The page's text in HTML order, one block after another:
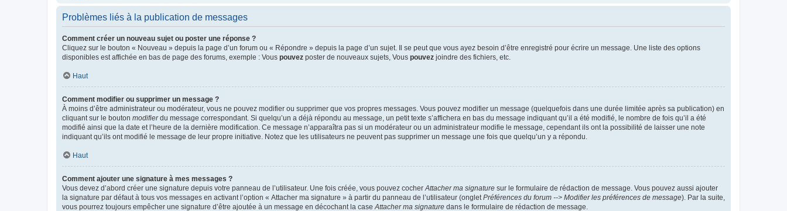
Problèmes liés à la publication de messages
Comment créer un nouveau sujet ou poster une réponse ?
Cliquez sur le bouton « Nouveau » depuis la page d’un forum ou « Répondre » depuis la page d’un sujet. Il se peut que vous ayez besoin d’être enregistré pour écrire un message. Une liste des options
disponibles est affichée en bas de page des forums, exemple : Vous pouvez poster de nouveaux sujets, Vous pouvez joindre des fichiers, etc.
Haut
Comment modifier ou supprimer un message ?
À moins d’être administrateur ou modérateur, vous ne pouvez modifier ou supprimer que vos propres messages. Vous pouvez modifier un message (quelquefois dans une durée limitée après sa publication) en
cliquant sur le bouton modifierdu message correspondant. Si quelqu’un a déjà répondu au message, un petit texte s’affichera en bas du message indiquant qu’il a été modifié, le nombre de fois qu’il a été
modifié ainsi que la date et l’heure de la dernière modification. Ce message n’apparaîtra pas si un modérateur ou un administrateur modifie le message, cependant ils ont la possibilité de laisser une note
indiquant qu’ils ont modifié le message de leur propre initiative. Notez que les utilisateurs ne peuvent pas supprimer un message une fois que quelqu’un y a répondu.
Haut
Comment ajouter une signature à mes messages ?
Vous devez d’abord créer une signature depuis votre panneau de l’utilisateur. Une fois créée, vous pouvez cocherAttacher ma signature sur le formulaire de rédaction de message. Vous pouvez aussi ajouter
la signature par défaut à tous vos messages en activant l’option « Attacher ma signature » à partir du panneau de l’utilisateur (ongletPréférences du forum --> Modifier les préférences de message). Par la suite,
vous pourrez toujours empêcher une signature d’être ajoutée à un message en décochant la caseAttacher ma signature dans le formulaire de rédaction de message.